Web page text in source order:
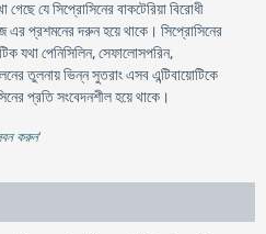
গেছে যে সিপ্রোসিনের বাকটেরিয়া বিরোধী
এর প্রশমনের দরুন হয়ে থাকে। সিপ্রোসিনের
যথা পেনিসিলিন, সেফালোসপরিন,
তুলনায় ভিন্ন সুতরাং এসব এন্টিবায়োটিকে
প্রতি সংবেদনশীল হয়ে থাকে।
করুন'